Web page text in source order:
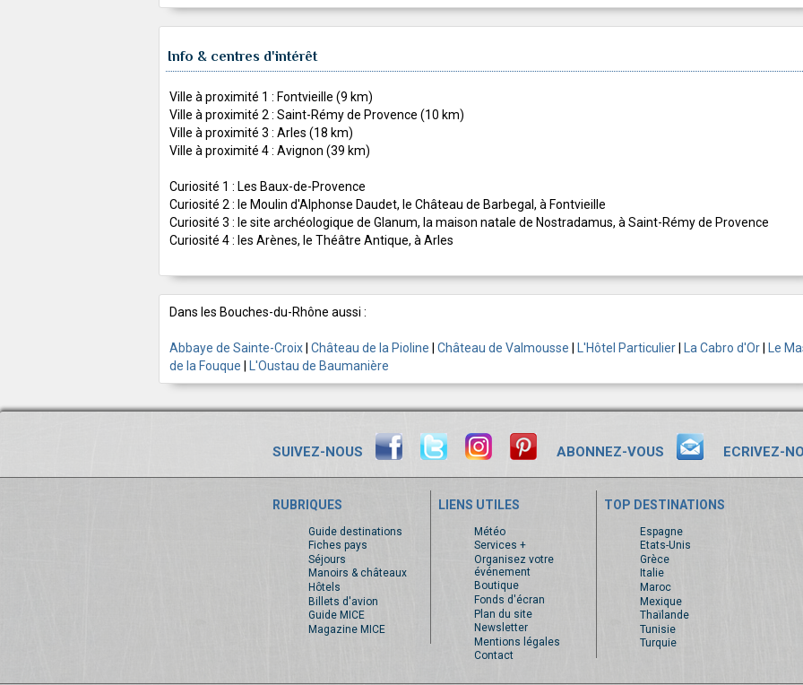
Info & centres d'intérêt
Ville à proximité 1 : Fontvieille (9 km)
Ville à proximité 2 : Saint-Rémy de Provence (10 km)
Ville à proximité 3 : Arles (18 km)
Ville à proximité 4 : Avignon (39 km)
Curiosité 1 : Les Baux-de-Provence
Curiosité 2 : le Moulin d'Alphonse Daudet, le Château de Barbegal, à Fontvieille
Curiosité 3 : le site archéologique de Glanum, la maison natale de Nostradamus, à Saint-Rémy de Provence
Curiosité 4 : les Arènes, le Théâtre Antique, à Arles
Dans les Bouches-du-Rhône aussi :
Abbaye de Sainte-Croix Château de la Pioline Château de Valmousse L'Hôtel Particulier La Cabro d'Or
Le
de la Fouque
L'Oustau de Baumanière
SUIVEZ-NOUS ABONNEZ-VOUS ECRIVEZ-
RUBRIQUES
Guide destinations
Fiches pays
Séjours
Manoirs & châteaux
Hôtels
Billets d'avion
Guide MICE
Magazine MICE
LIENS UTILES
Météo
Services +
Organisez votre
événement
Boutique
Fonds d'écran
Plan du site
Newsletter
Mentions légales
Contact
TOP DESTINATIONS
Espagne
Etats-Unis
Grèce
Italie
Maroc
Mexique
Thaïlande
Tunisie
Turquie